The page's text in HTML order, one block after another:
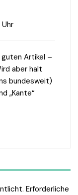
guten Artikel –
aber halt
bundesweit)
„Kante“
Erforderliche